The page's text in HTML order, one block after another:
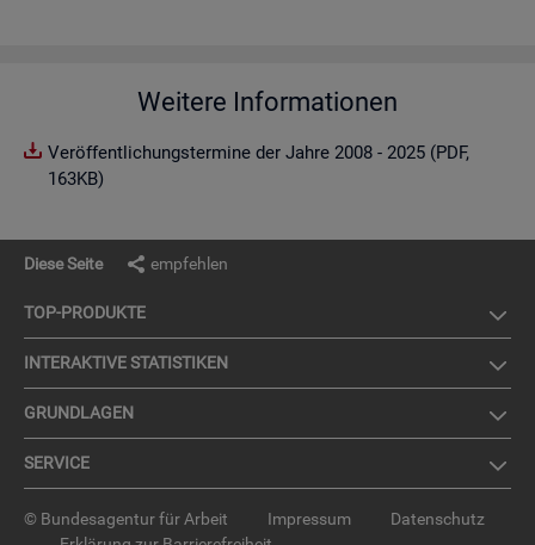
Weitere Informationen
Veröffentlichungstermine der Jahre 2008 - 2025 (PDF,
163KB)
Diese Seite empfehlen
TOP-PRO­DUK­TE
IN­TER­AK­TI­VE STA­TIS­TI­KEN
GRUND­LA­GEN
SER­VICE
© Bundesagentur für Arbeit Impressum
Datenschutz